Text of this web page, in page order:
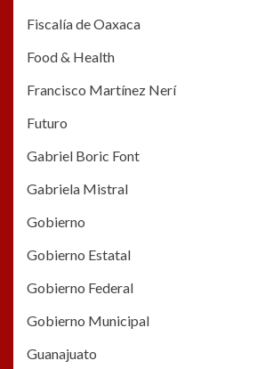
Fiscalía de Oaxaca
Food & Health
Francisco Martínez Nerí
Futuro
Gabriel Boric Font
Gabriela Mistral
Gobierno
Gobierno Estatal
Gobierno Federal
Gobierno Municipal
Guanajuato